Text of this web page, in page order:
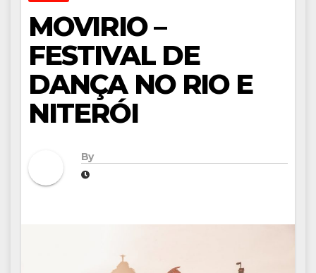
MOVIRIO –
FESTIVAL DE
DANÇA NO RIO E
NITERÓI
By